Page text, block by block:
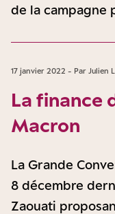
de la campagne
17 janvier 2022 - Par Julien
La finance
Macron
La Grande
8 décembre
Zaouati